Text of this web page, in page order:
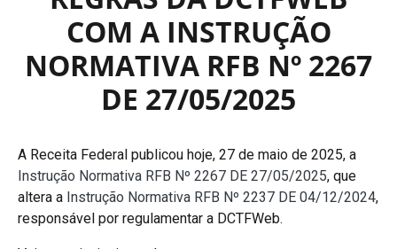
COM A INSTRUÇÃO
NORMATIVA RFB Nº 2267
DE 27/05/2025
A Receita Federal publicou hoje, 27 de maio de 2025, a
Instrução Normativa RFB Nº 2267 DE 27/05/2025, que
altera a Instrução Normativa RFB Nº 2237 DE 04/12/2024,
responsável por regulamentar a DCTFWeb.